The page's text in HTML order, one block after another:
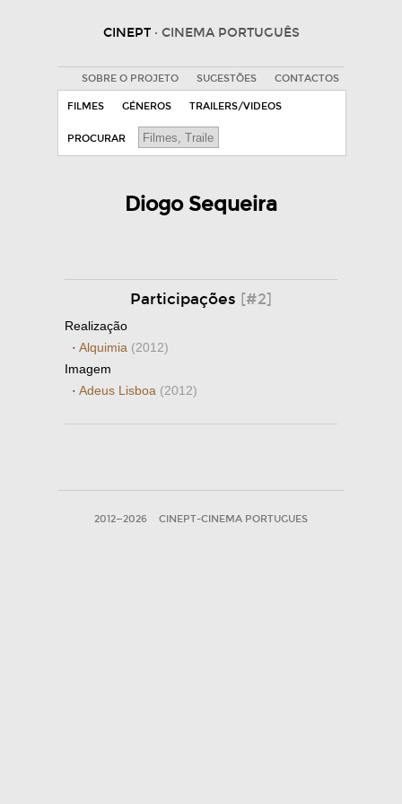
CINEPT · CINEMA PORTUGUÊS
SOBRE O PROJETO SUGESTÕES CONTACTOS
FILMES GÉNEROS TRAILERS/VIDEOS
PROCURAR
Diogo Sequeira
Participações [#2]
Realização
· Alquimia (2012)
Imagem
· Adeus Lisboa (2012)
2012—2026 CINEPT-CINEMA PORTUGUES